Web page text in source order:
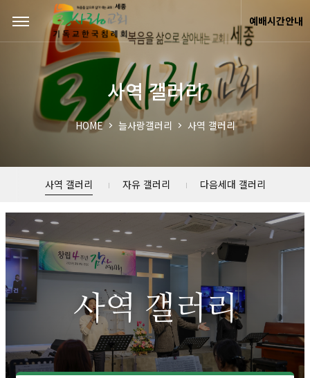
예배시간안내
사역 갤러리
HOME 늘사랑갤러리 사역 갤러리
사역 갤러리 자유 갤러리 다음세대 갤러리
사역 갤러리